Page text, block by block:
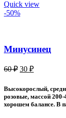
Quick view
-50%
Минусинец
60₽
составляла
60 ₽.
30 ₽Текущая
30 ₽.
Высокорослый,
розовые, массой
хорошем балансе. В